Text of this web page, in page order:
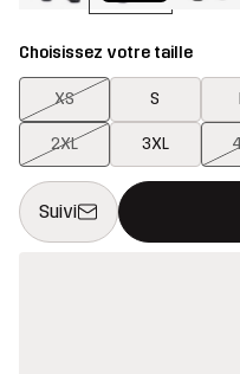
Choisissez votre taille
XS S
2XL 3XL
Suivi
Ce bouton ouvrira une
{{taille}} non disponible